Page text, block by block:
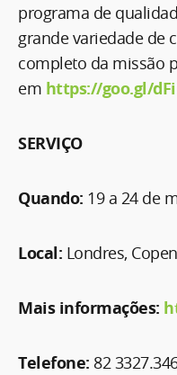
programa de
grande variedade de
completo da missão
em https://goo.gl/
SERVIÇO
Quando: 19 a 24 de
Local: Londres,
Mais informações:
Telefone: 82